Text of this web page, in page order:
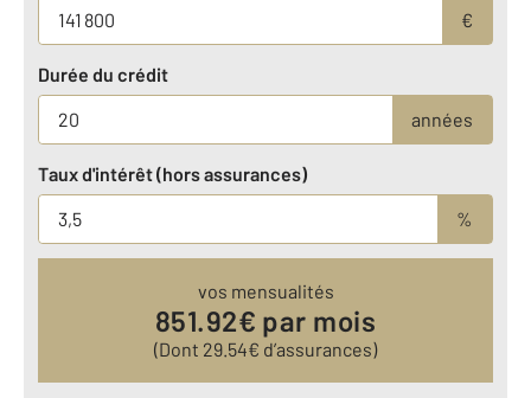
€
Durée du crédit
années
Taux d'intérêt (hors assurances)
%
vos mensualités
851.92€ par mois
(Dont 29.54€ d’assurances)